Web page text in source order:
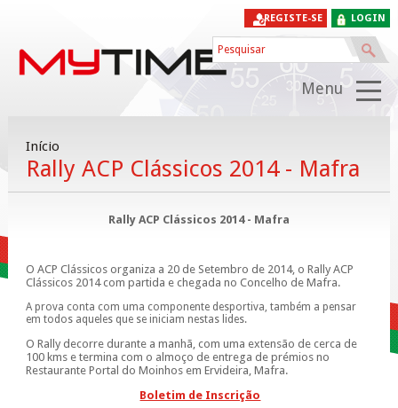
LOGIN
REGISTE-SE
Menu
Início
Rally ACP Clássicos 2014 - Mafra
Rally ACP Clássicos 2014 - Mafra
O ACP Clássicos organiza a 20 de Setembro de 2014, o Rally ACP
Clássicos 2014 com partida e chegada no Concelho de Mafra.
A prova conta com uma componente desportiva, também a pensar
em todos aqueles que se iniciam nestas lides.
O Rally decorre durante a manhã, com uma extensão de cerca de
100 kms e termina com o almoço de entrega de prémios no
Restaurante Portal do Moinhos em Ervideira, Mafra.
Boletim de Inscrição